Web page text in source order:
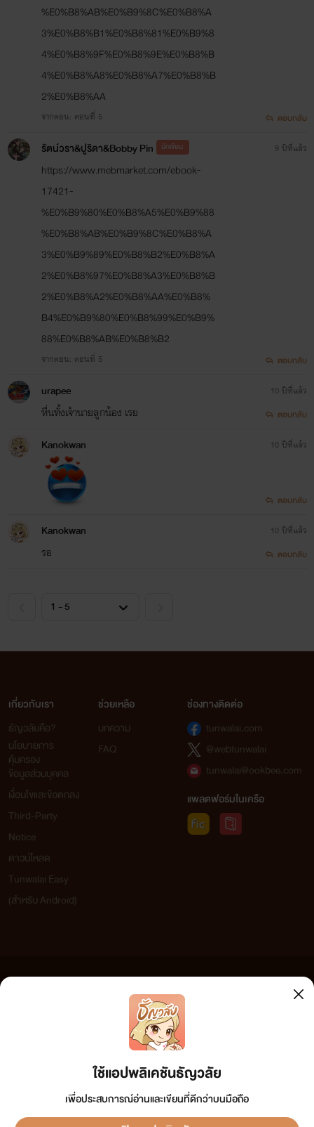
%E0%B8%AB%E0%B9%8C%E0%B8%A
3%E0%B8%B1%E0%B8%81%E0%B9%8
4%E0%B8%9F%E0%B8%9E%E0%B8%B
4%E0%B8%A8%E0%B8%A7%E0%B8%B
2%E0%B8%AA
จากตอน: ตอนที่ 5 ตอบกลับ
รัตน์วรา&ปูริดา&Bobby Pin นักเขียน
https://www.mebmarket.com/ebook-
17421-
%E0%B9%80%E0%B8%A5%E0%B9%88
%E0%B8%AB%E0%B9%8C%E0%B8%A
3%E0%B9%89%E0%B8%B2%E0%B8%A
2%E0%B8%97%E0%B8%A3%E0%B8%B
2%E0%B8%A2%E0%B8%AA%E0%B8%
B4%E0%B9%80%E0%B8%99%E0%B9%
88%E0%B8%AB%E0%B8%B2
จากตอน: ตอนที่ 5
9 ปีที่แล้ว
ตอบกลับ
urapee
หื่นทั้งเจ้านายลูกน้อง เรย
10 ปีที่แล้ว
ตอบกลับ
Kanokwan 10 ปีที่แล้ว
ตอบกลับ
Kanokwan
รอ
10 ปีที่แล้ว
ตอบกลับ
ใช้แอปพลิเคชันธัญวลัย
เพื่อประสบการณ์อ่านและเขียนที่ดีกว่าบนมือถือ
เกี่ยวกับเรา
ธัญวลัยคือ?
นโยบายการ
คุ้มครอง
ข้อมูลส่วนบุคคล
เงื่อนไขและข้อตกลง
Third-Party
Notice
ดาวน์โหลด
Tunwalai Easy
(สำหรับ Android)
ช่วยเหลือ
บทความ
FAQ
ช่องทางติดต่อ
tunwalai.com
@webtunwalai
tunwalai@ookbee.com
แพลตฟอร์มในเครือ
เว็บไซต์แห่งนี้ไม่ได้เห็นด้วยและไม่ขอรับผิดชอบต่อข้อความใดๆ ทั้งสิ้น ดังนั้นผู้อ่านทุกท่านโปรดใช้
วิจารณญาณในการกลั่นกรองด้วยตนเอง และหากท่านพบข้อความใดๆ ที่ขัดต่อกฎหมายและศีลธรรม
กรุณาแจ้งมาที่ tunwalai@ookbee.com เพื่อทีมงานจะได้ดำเนินการในทันที ทั้งนี้ ทางเว็บไซต์ขอสงวน
ลิขสิทธิ์ตามพระราชบัญญัติลิขสิทธิ์ (ฉบับเพิ่มเติม) พ.ศ.2558